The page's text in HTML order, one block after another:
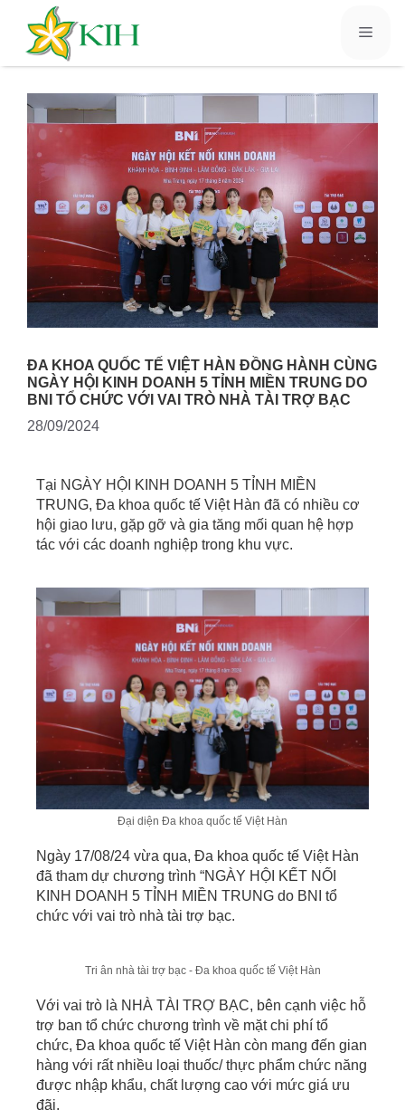
ĐA KHOA QUỐC TẾ VIỆT HÀN ĐỒNG HÀNH CÙNG
NGÀY HỘI KINH DOANH 5 TỈNH MIỀN TRUNG DO
BNI TỔ CHỨC VỚI VAI TRÒ NHÀ TÀI TRỢ BẠC
28/09/2024
Tại NGÀY HỘI KINH DOANH 5 TỈNH MIỀN
TRUNG, Đa khoa quốc tế Việt Hàn đã có nhiều cơ
hội giao lưu, gặp gỡ và gia tăng mối quan hệ hợp
tác với các doanh nghiệp trong khu vực.
Đại diện Đa khoa quốc tế Việt Hàn
Ngày 17/08/24 vừa qua, Đa khoa quốc tế Việt Hàn
đã tham dự chương trình “NGÀY HỘI KẾT NỐI
KINH DOANH 5 TỈNH MIỀN TRUNG do BNI tổ
chức với vai trò nhà tài trợ bạc.
Tri ân nhà tài trợ bạc - Đa khoa quốc tế Việt Hàn
Với vai trò là NHÀ TÀI TRỢ BẠC, bên cạnh việc hỗ
trợ ban tổ chức chương trình về mặt chi phí tổ
chức, Đa khoa quốc tế Việt Hàn còn mang đến gian
hàng với rất nhiều loại thuốc/ thực phẩm chức năng
được nhập khẩu, chất lượng cao với mức giá ưu
đãi.